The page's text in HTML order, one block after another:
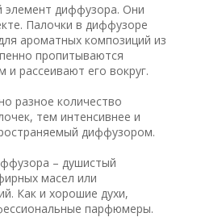
элемент диффузора. Они
Палочки в диффузоре
ароматных композиций из
пропитываются
и рассеивают его вокруг.
разное количество
тем интенсивнее и
диффузором.
– душистый
масел или
Как и хорошие духи,
парфюмеры.